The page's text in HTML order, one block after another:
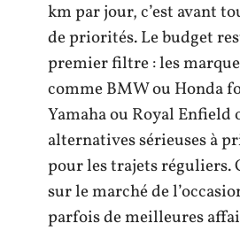
km par jour, c’est avant
de priorités. Le budget
premier filtre : les
comme BMW ou Honda
Yamaha ou Royal Enfield
alternatives sérieuses à
pour les trajets réguliers.
sur le marché de
parfois de meilleures